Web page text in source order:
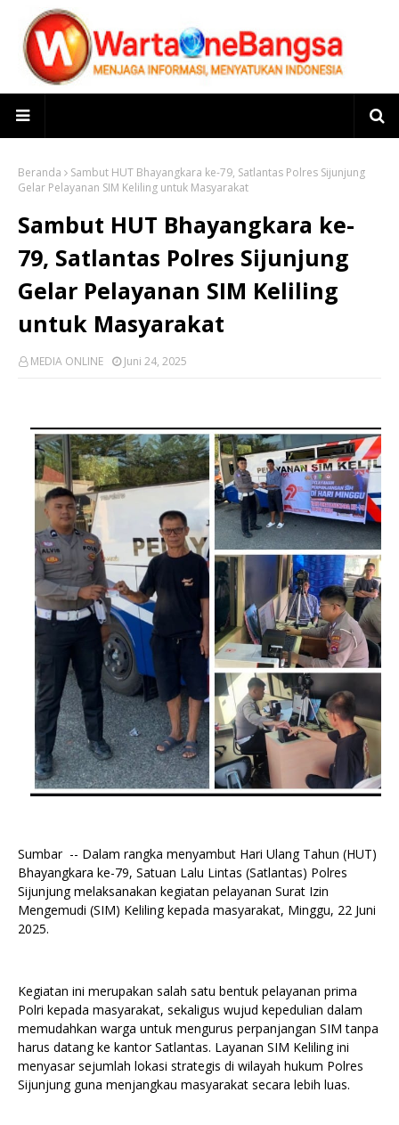
Beranda
Sambut HUT Bhayangkara ke-79, Satlantas Polres Sijunjung
Gelar Pelayanan SIM Keliling untuk Masyarakat
Sambut HUT Bhayangkara ke-
79, Satlantas Polres Sijunjung
Gelar Pelayanan SIM Keliling
untuk Masyarakat
MEDIA ONLINE Juni 24, 2025
Sumbar -- Dalam rangka menyambut Hari Ulang Tahun (HUT)
Bhayangkara ke-79, Satuan Lalu Lintas (Satlantas) Polres
Sijunjung melaksanakan kegiatan pelayanan Surat Izin
Mengemudi (SIM) Keliling kepada masyarakat, Minggu, 22 Juni
2025.
Kegiatan ini merupakan salah satu bentuk pelayanan prima
Polri kepada masyarakat, sekaligus wujud kepedulian dalam
memudahkan warga untuk mengurus perpanjangan SIM tanpa
harus datang ke kantor Satlantas. Layanan SIM Keliling ini
menyasar sejumlah lokasi strategis di wilayah hukum Polres
Sijunjung guna menjangkau masyarakat secara lebih luas.